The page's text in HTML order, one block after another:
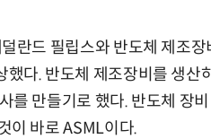
란드 필립스와 반도체 제조
했다. 반도체 제조장비를 생
를 만들기로 했다. 반도체 장
이 바로 ASML이다.